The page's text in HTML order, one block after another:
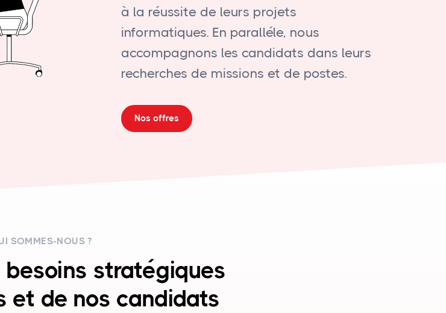
à la réussite de leurs projets
informatiques. En paralléle, nous
accompagnons les candidats dans leurs
recherches de missions et de postes.
Nos offres
SOMMES-NOUS ?
besoins stratégiques
et de nos candidats